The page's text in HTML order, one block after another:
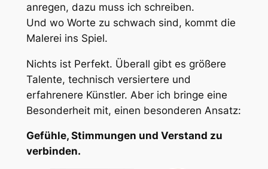
anregen, dazu muss ich schreiben.
Und wo Worte zu schwach sind, kommt die
Malerei ins Spiel.
Nichts ist Perfekt. Überall gibt es größere
Talente, technisch versiertere und
erfahrenere Künstler. Aber ich bringe eine
Besonderheit mit, einen besonderen Ansatz:
Gefühle, Stimmungen und Verstand zu
verbinden.